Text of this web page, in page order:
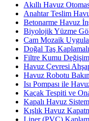
Akıllı Havuz
Anahtar Teslim
Betonarme Havuz
Biyolojik Yüzme
Cam Mozaik
Doğal Taş
Filtre Kumu
Havuz Çevresi
Havuz Robotu
Isı Pompası ile
Kaçak Tespiti ve
Kapalı Havuz
Kışlık Havuz